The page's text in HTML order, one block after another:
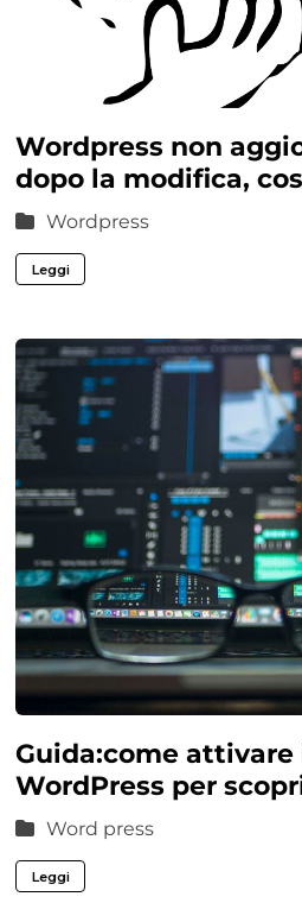
Wordpress non
dopo la modifica,
Wordpress
Leggi
Guida:come
WordPress per
Word press
Leggi